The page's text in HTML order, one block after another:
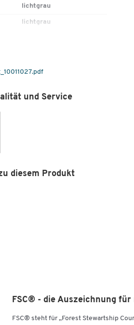
lichtgrau
lichtgrau
Spanplatte
Forstwirtschaft
und Service
diesem Produkt
FSC® - die Auszeichnung
FSC® steht für „Forest Stewartship